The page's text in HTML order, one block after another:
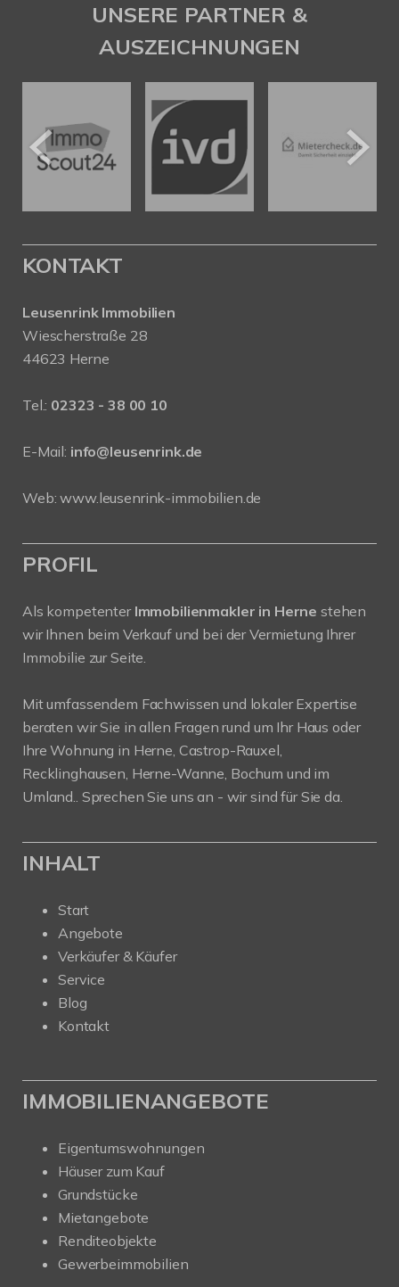
UNSERE PARTNER &
AUSZEICHNUNGEN
KONTAKT
Leusenrink Immobilien
Wiescherstraße 28
44623 Herne
Tel.: 02323 - 38 00 10
E-Mail: info@leusenrink.de
Web:www.leusenrink-immobilien.de
PROFIL
Als kompetenter Immobilienmakler in Herne stehen
wir Ihnen beim Verkauf und bei der Vermietung Ihrer
Immobilie zur Seite.
Mit umfassendem Fachwissen und lokaler Expertise
beraten wir Sie in allen Fragen rund um Ihr Haus oder
Ihre Wohnung in Herne, Castrop-Rauxel,
Recklinghausen, Herne-Wanne, Bochum und im
Umland.. Sprechen Sie uns an - wir sind für Sie da.
INHALT
Start
Angebote
Verkäufer & Käufer
Service
Blog
Kontakt
IMMOBILIENANGEBOTE
Eigentumswohnungen
Häuser zum Kauf
Grundstücke
Mietangebote
Renditeobjekte
Gewerbeimmobilien